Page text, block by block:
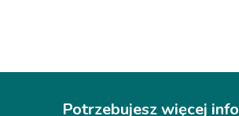
Potrzebujesz więcej